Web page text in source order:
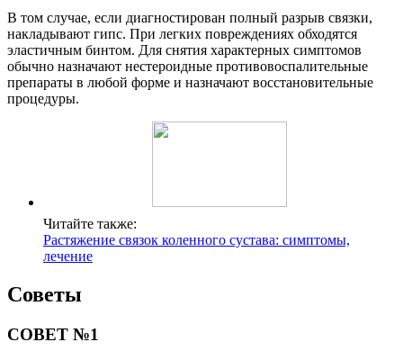
В том случае, если диагностирован полный разрыв связки,
накладывают гипс. При легких повреждениях обходятся
эластичным бинтом. Для снятия характерных симптомов
обычно назначают нестероидные противовоспалительные
препараты в любой форме и назначают восстановительные
процедуры.
Читайте также:
Растяжение связок коленного сустава: симптомы,
лечение
Советы
СОВЕТ №1